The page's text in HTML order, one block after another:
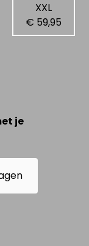
XXL
€ 59,95
je